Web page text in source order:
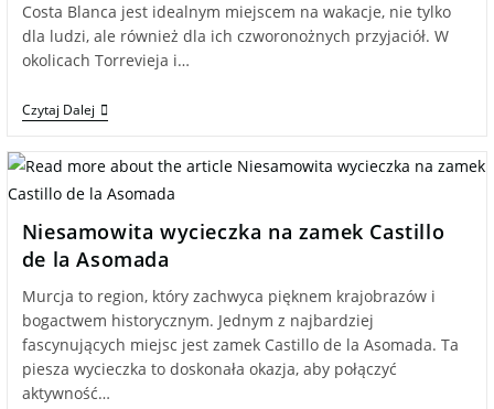
Costa Blanca jest idealnym miejscem na wakacje, nie tylko
dla ludzi, ale również dla ich czworonożnych przyjaciół. W
okolicach Torrevieja i…
Czytaj Dalej
Niesamowita wycieczka na zamek Castillo
de la Asomada
Murcja to region, który zachwyca pięknem krajobrazów i
bogactwem historycznym. Jednym z najbardziej
fascynujących miejsc jest zamek Castillo de la Asomada. Ta
piesza wycieczka to doskonała okazja, aby połączyć
aktywność…